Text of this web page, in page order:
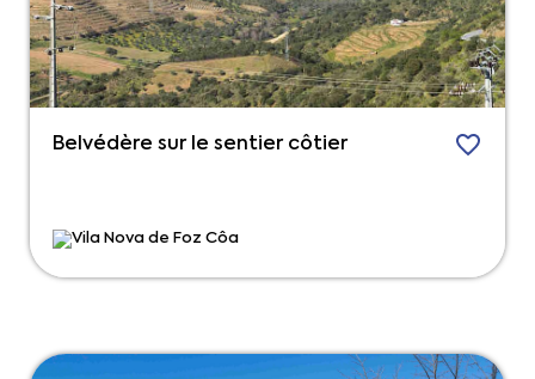
Belvédère sur le sentier côtier
Vila Nova de Foz Côa